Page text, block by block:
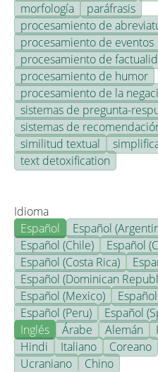
morfología
paráfrasis
procesamiento de
procesamiento de eventos
procesamiento de
procesamiento de humor
procesamiento de la
sistemas de pregunta-
sistemas de
similitud textual
text detoxification
Idioma
Español
Español
Español (Chile)
Español
Español (Costa Rica)
Español (Dominican
Español (Mexico)
Español (Peru)
Español
Inglés
Árabe Alemán
Hindi
Italiano Coreano
Ucraniano
Chino